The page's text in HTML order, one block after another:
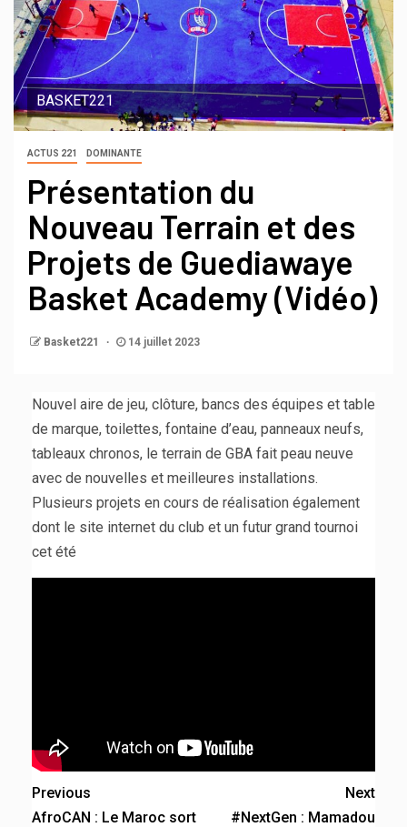
BASKET221
ACTUS 221 DOMINANTE
Présentation du
Nouveau Terrain et des
Projets de Guediawaye
Basket Academy (Vidéo)
Basket221 14 juillet 2023
Nouvel aire de jeu, clôture, bancs des équipes et table
de marque, toilettes, fontaine d’eau, panneaux neufs,
tableaux chronos, le terrain de GBA fait peau neuve
avec de nouvelles et meilleures installations.
Plusieurs projets en cours de réalisation également
dont le site internet du club et un futur grand tournoi
cet été
Previous
AfroCAN : Le Maroc sort
Next
#NextGen : Mamadou